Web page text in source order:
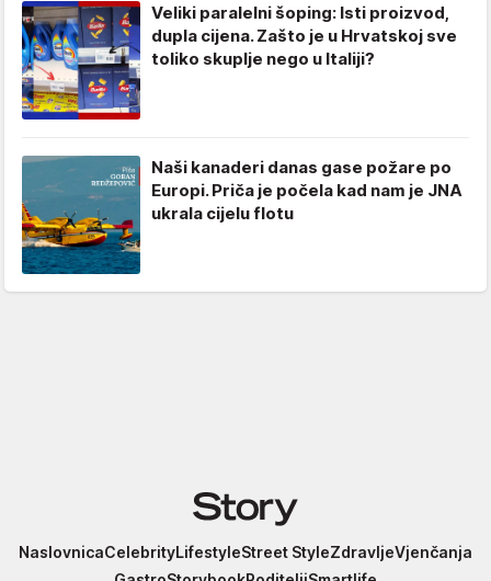
Veliki paralelni šoping: Isti proizvod,
dupla cijena. Zašto je u Hrvatskoj sve
toliko skuplje nego u Italiji?
Naši kanaderi danas gase požare po
Europi. Priča je počela kad nam je JNA
ukrala cijelu flotu
Story
NaslovnicaCelebrityLifestyleStreet StyleZdravljeVjenčanja